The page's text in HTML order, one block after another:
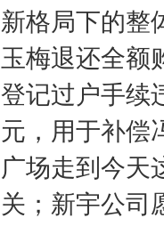
新格局下的整
玉梅退还全额
登记过户手续
元，用于补偿
广场走到今天
关；新宇公司